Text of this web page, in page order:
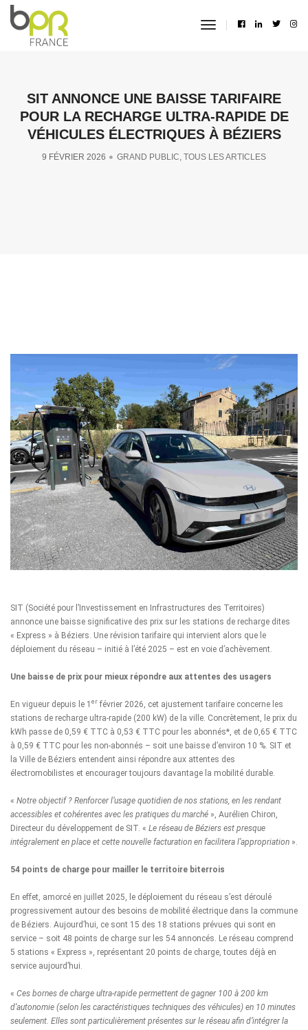
toggle
SIT ANNONCE UNE BAISSE TARIFAIRE
POUR LA RECHARGE ULTRA-RAPIDE DE
VÉHICULES ÉLECTRIQUES À BÉZIERS
9 FÉVRIER 2026 GRAND PUBLIC, TOUS LES ARTICLES
SIT (Société pour l’Investissement en Infrastructures des Territoires)
annonce une baisse significative des prix sur les stations de recharge dites
« Express » à Béziers. Une révision tarifaire qui intervient alors que le
déploiement du réseau – initié à l’été 2025 – est en voie d’achèvement.
Une baisse de prix pour mieux répondre aux attentes des usagers
En vigueur depuis le 1 er février 2026, cet ajustement tarifaire concerne les
stations de recharge ultra-rapide (200 kW) de la ville. Concrètement, le prix du
kWh passe de 0,59 € TTC à 0,53 € TTC pour les abonnés*, et de 0,65 € TTC
à 0,59 € TTC pour les non‑abonnés – soit une baisse d’environ 10 %. SIT et
la Ville de Béziers entendent ainsi répondre aux attentes des
électromobilistes et encourager toujours davantage la mobilité durable.
« Notre objectif ? Renforcer l’usage quotidien de nos stations, en les rendant
accessibles et cohérentes avec les pratiques du marché », Aurélien Chiron,
Directeur du développement de SIT. « Le réseau de Béziers est presque
intégralement en place et cette nouvelle facturation en facilitera l’appropriation ».
54 points de charge pour mailler le territoire biterrois
En effet, amorcé en juillet 2025, le déploiement du réseau s’est déroulé
progressivement autour des besoins de mobilité électrique dans la commune
de Béziers. Aujourd’hui, ce sont 15 des 18 stations prévues qui sont en
service – soit 48 points de charge sur les 54 annoncés. Le réseau comprend
5 stations « Express », représentant 20 points de charge, toutes déjà en
service aujourd’hui.
« Ces bornes de charge ultra-rapide permettent de gagner 100 à 200 km
d’autonomie (selon les caractéristiques techniques des véhicules) en 10 minutes
seulement. Elles sont particulièrement présentes sur le réseau afin d’intégrer la